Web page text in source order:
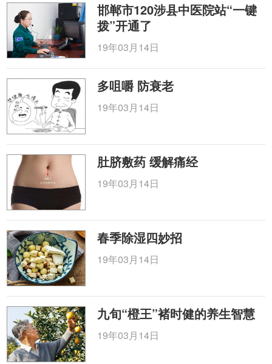
邯郸市120涉县中医院站“一键
拨”开通了
19年03月14日
多咀嚼 防衰老
19年03月14日
肚脐敷药 缓解痛经
19年03月14日
春季除湿四妙招
19年03月14日
九旬“橙王”褚时健的养生智慧
19年03月14日